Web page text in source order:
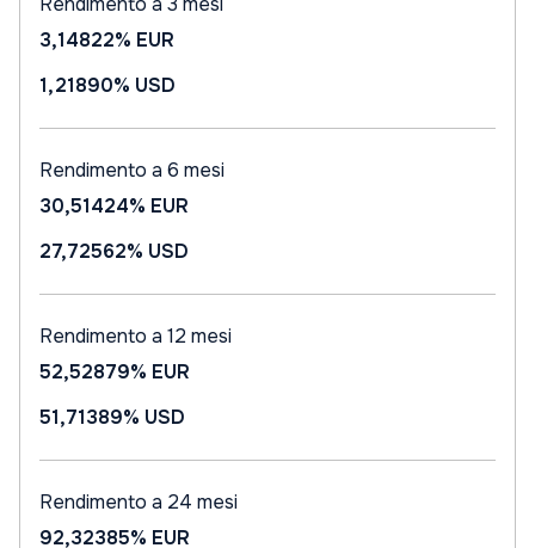
3,14822% EUR
1,21890% USD
Rendimento a 6 mesi
30,51424% EUR
27,72562% USD
Rendimento a 12 mesi
52,52879% EUR
51,71389% USD
Rendimento a 24 mesi
92,32385% EUR